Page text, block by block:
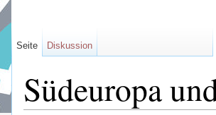
Südeuropa
Seite Diskussion